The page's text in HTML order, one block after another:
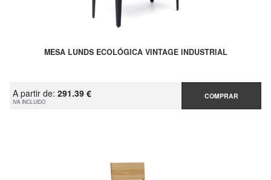
MESA LUNDS ECOLÓGICA VINTAGE INDUSTRIAL
A partir de: 291.39 €
IVA INCLUIDO
COMPRAR